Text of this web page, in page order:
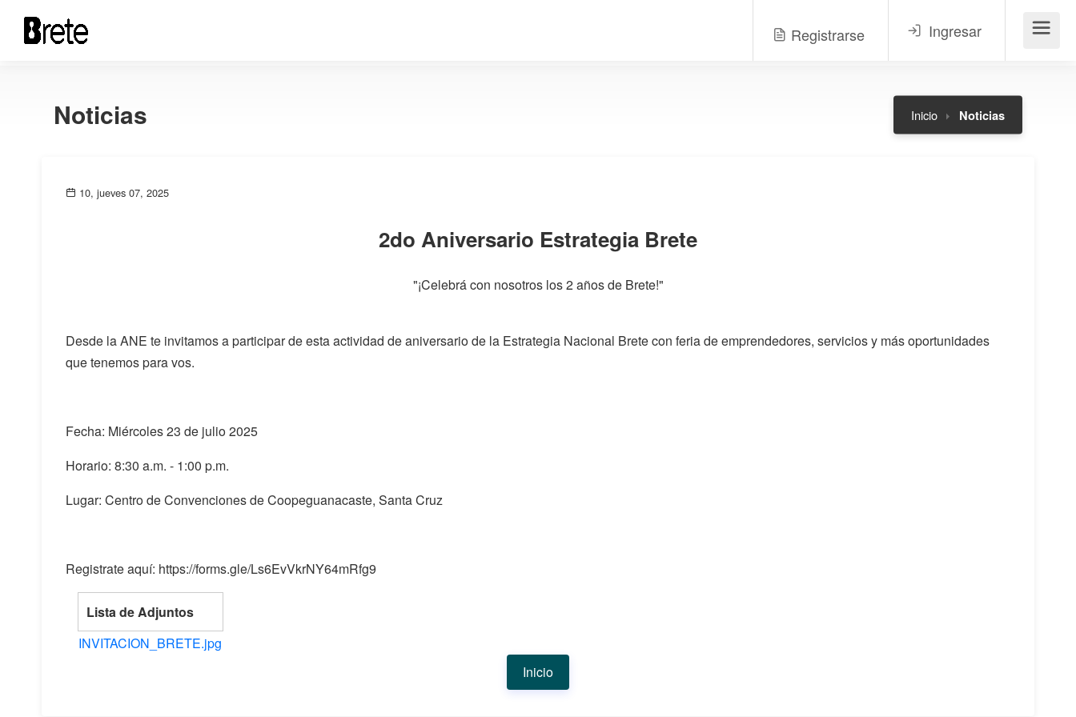
Registrarse Ingresar Menú
Noticias Inicio Noticias
10, jueves 07, 2025
2do Aniversario Estrategia Brete
"¡Celebrá con nosotros los 2 años de Brete!"
Desde la ANE te invitamos a participar de esta actividad de aniversario de la Estrategia Nacional Brete con feria de emprendedores, servicios y más oportunidades
que tenemos para vos.
Fecha: Miércoles 23 de julio 2025
Horario: 8:30 a.m. - 1:00 p.m.
Lugar: Centro de Convenciones de Coopeguanacaste, Santa Cruz
Registrate aquí: https://forms.gle/Ls6EvVkrNY64mRfg9
Lista de Adjuntos
INVITACION_BRETE.jpg
Inicio